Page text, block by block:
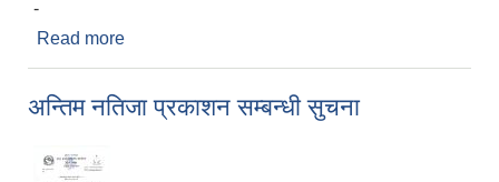
-
Read more
अन्तिम नतिजा प्रकाशन सम्बन्धी सुचना